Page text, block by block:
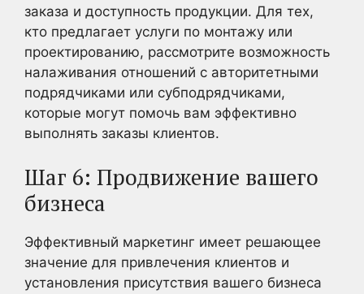
заказа и доступность продукции. Для тех,
кто предлагает услуги по монтажу или
проектированию, рассмотрите возможность
налаживания отношений с авторитетными
подрядчиками или субподрядчиками,
которые могут помочь вам эффективно
выполнять заказы клиентов.
Шаг 6: Продвижение вашего
бизнеса
Эффективный маркетинг имеет решающее
значение для привлечения клиентов и
установления присутствия вашего бизнеса